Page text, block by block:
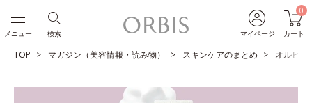
マイページ
0
カート
検索
メニュー
TOP マガジン（美容情報・読み物） スキンケアのまとめ オルビス